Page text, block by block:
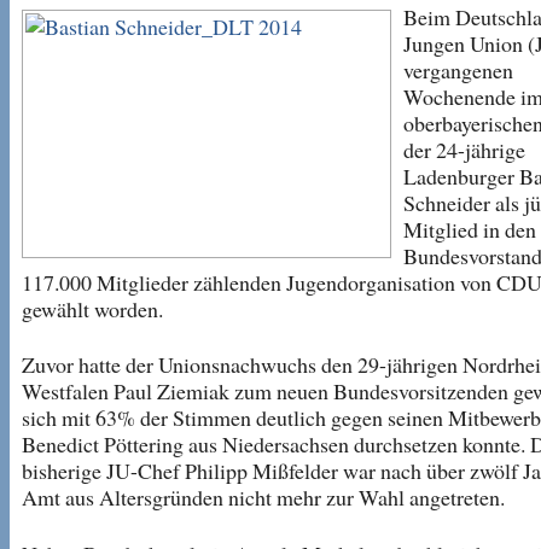
Beim
Jungen Union
vergangenen
Wochenende
der 24-jährige
Ladenburger
Schneider als
Mitglied in den
117.000 Mitglieder zählenden Jugendorganisation von
gewählt worden.
Zuvor hatte der Unionsnachwuchs den 29-jährigen
Westfalen Paul Ziemiak zum neuen Bundesvorsitzenden
sich mit 63% der Stimmen deutlich gegen seinen
Benedict Pöttering aus Niedersachsen durchsetzen konnte.
bisherige JU-Chef Philipp Mißfelder war nach über zwölf
Amt aus Altersgründen nicht mehr zur Wahl angetreten.